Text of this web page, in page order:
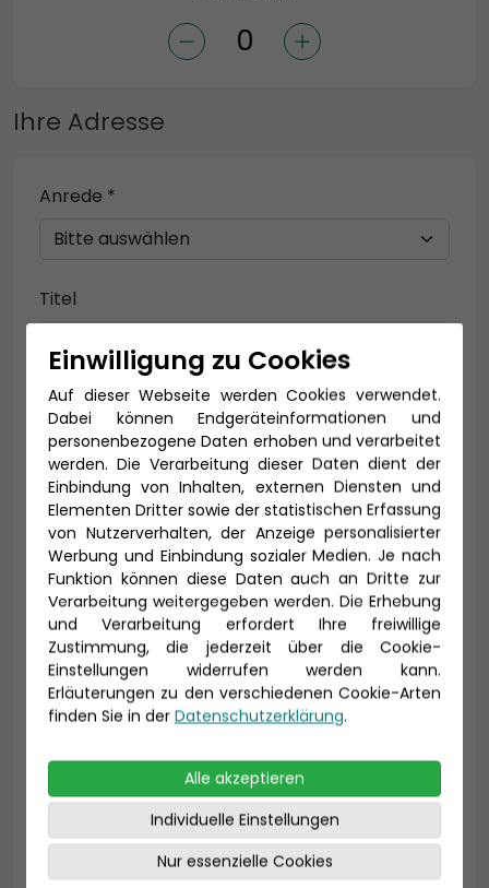
Ihre Adresse
Anrede *
Titel
Vorname * Nachname *
E-Mail *
Telefon *
Geburtsdatum
Einwilligung zu Cookies
Auf dieser Webseite werden Cookies verwendet.
Dabei können Endgeräteinformationen und
personenbezogene Daten erhoben und verarbeitet
werden. Die Verarbeitung dieser Daten dient der
Einbindung von Inhalten, externen Diensten und
Elementen Dritter sowie der statistischen Erfassung
von Nutzerverhalten, der Anzeige personalisierter
Werbung und Einbindung sozialer Medien. Je nach
Funktion können diese Daten auch an Dritte zur
Verarbeitung weitergegeben werden. Die Erhebung
und Verarbeitung erfordert Ihre freiwillige
Zustimmung, die jederzeit über die Cookie-
Einstellungen widerrufen werden kann.
Erläuterungen zu den verschiedenen Cookie-Arten
finden Sie in der Datenschutzerklärung.
Alle akzeptieren
Individuelle Einstellungen
Nur essenzielle Cookies